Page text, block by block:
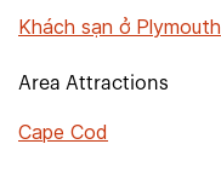
Khách sạn ở Plymouth
Area Attractions
Cape Cod